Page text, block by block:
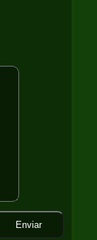
Enviar